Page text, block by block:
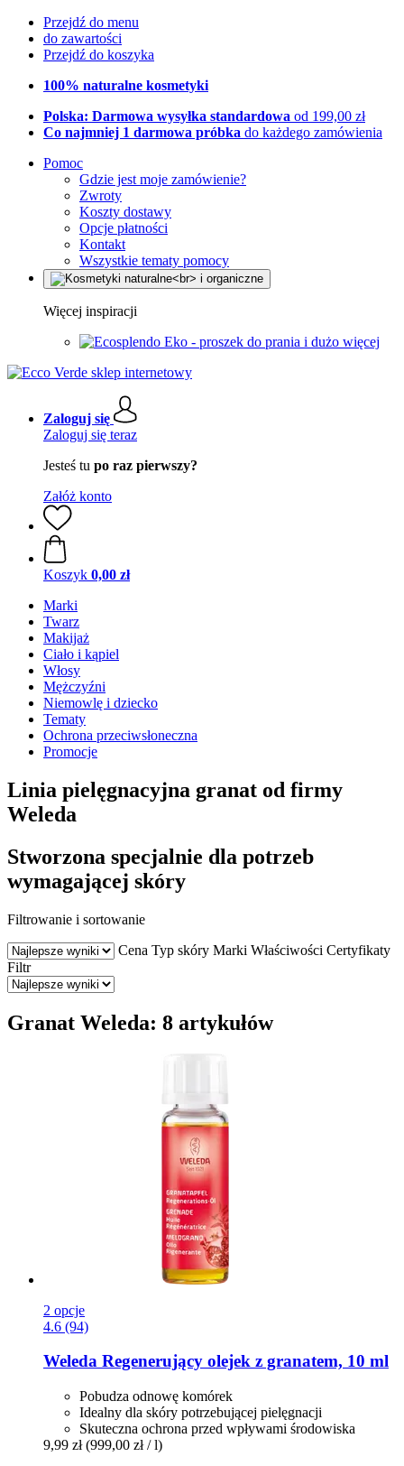
Przejdź do menu
do zawartości
Przejdź do koszyka
100% naturalne kosmetyki
Polska: Darmowa wysyłka standardowa od 199,00 zł
Co najmniej 1 darmowa próbka do każdego zamówienia
Pomoc
Gdzie jest moje zamówienie?
Zwroty
Koszty dostawy
Opcje płatności
Kontakt
Wszystkie tematy pomocy
Więcej inspiracji
Eko - proszek do prania i dużo więcej
Zaloguj się
Zaloguj się teraz
Jesteś tu po raz pierwszy?
Załóż konto
Koszyk 0,00 zł
Marki
Twarz
Makijaż
Ciało i kąpiel
Włosy
Mężczyźni
Niemowlę i dziecko
Tematy
Ochrona przeciwsłoneczna
Promocje
Linia pielęgnacyjna granat od firmy
Weleda
Stworzona specjalnie dla potrzeb
wymagającej skóry
Filtrowanie i sortowanie
Cena Typ skóry Marki Właściwości Certyfikaty
Filtr
Granat Weleda: 8 artykułów
2 opcje
4.6 (94)
Weleda Regenerujący olejek z granatem, 10 ml
Pobudza odnowę komórek
Idealny dla skóry potrzebującej pielęgnacji
Skuteczna ochrona przed wpływami środowiska
9,99 zł (999,00 zł / l)